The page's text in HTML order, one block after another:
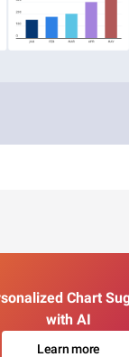
Chart
with AI
Learn more